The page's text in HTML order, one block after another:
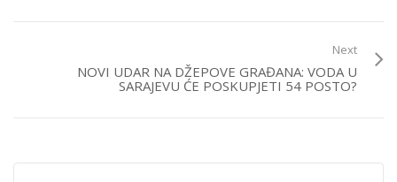
Next
NOVI UDAR NA DŽEPOVE GRAĐANA: VODA U
SARAJEVU ĆE POSKUPJETI 54 POSTO?